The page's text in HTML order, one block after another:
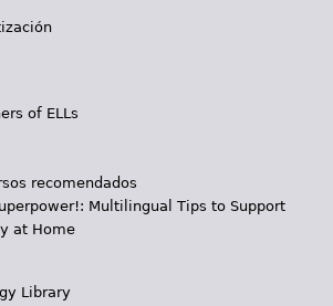
of ELLs
recomendados
Multilingual Tips to Support
at Home
Library